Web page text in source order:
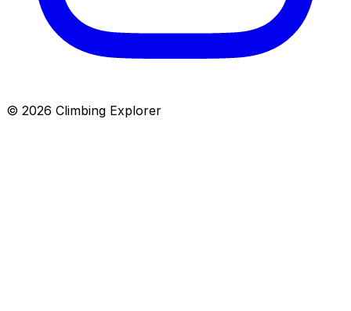
© 2026 Climbing Explorer